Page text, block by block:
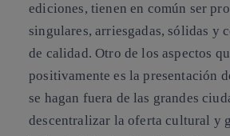
ediciones, tienen en común ser
singulares, arriesgadas, sólidas y
de calidad. Otro de los aspectos
positivamente es la presentación
se hagan fuera de las grandes
descentralizar la oferta cultural y